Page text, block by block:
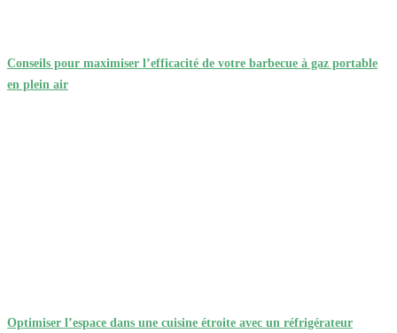
Conseils pour maximiser l’efficacité de votre barbecue à gaz portable
en plein air
Optimiser l’espace dans une cuisine étroite avec un réfrigérateur